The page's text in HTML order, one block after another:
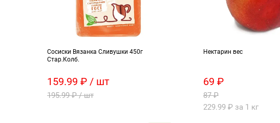
Сосиски Вязанка Сливушки 450г
Стар.Колб.
159.99 ₽ / шт
195.99 ₽ / шт
Нектарин вес
69 ₽
87 ₽
229.99 ₽ за 1 кг